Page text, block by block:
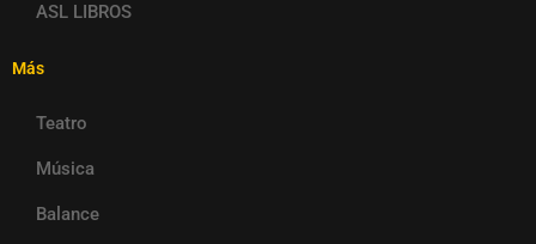
ASL LIBROS
Más
Teatro
Música
Balance